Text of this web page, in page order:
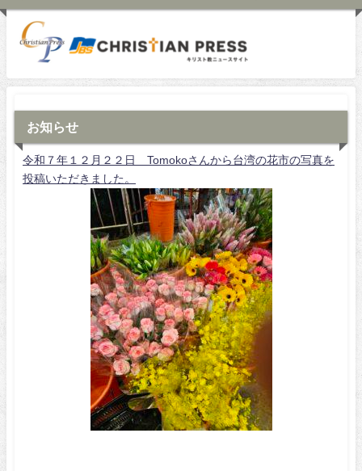
お知らせ
令和７年１２月２２日 Tomokoさんから台湾の花市の写真を
投稿いただきました。